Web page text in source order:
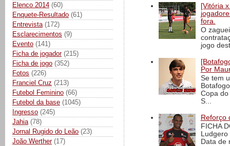
Elenco 2014 (60)
Enquete-Resultado (61)
Entrevista (172)
Esclarecimentos (9)
Evento (141)
Ficha de jogador (215)
Ficha de jogo (352)
Fotos (226)
Franciel Cruz (213)
Futebol Feminino (66)
Futebol da base (1045)
Ingresso (245)
Jahia (78)
Jornal Rugido do Leão (23)
João Werther (17)
[Vitória
fora.
O
jogo
Por
Se tem
Copa
S...
Reforço
FICHA
Data de